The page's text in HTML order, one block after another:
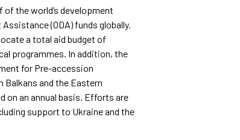
the world’s development
(ODA) funds globally.
a total aid budget of
programmes. In addition, the
for Pre-accession
Balkans and the Eastern
on an annual basis. Efforts are
support to Ukraine and the